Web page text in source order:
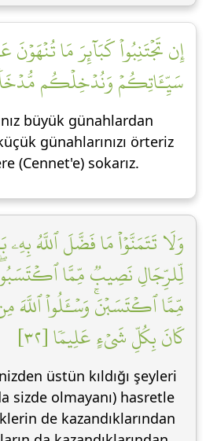
إِن تَجۡتَنِبُواْ كَبَآئِرَ مَا
سَيِّـَٔاتِكُمۡ وَنُدۡخِلۡكُم مُّدۡخَلٗا
büyük günahlardan
günahlarınızı örteriz
(Cennet'e) sokarız.
وَلَا تَتَمَنَّوۡاْ مَا فَضَّلَ ٱللَّهُ
لِّلرِّجَالِ نَصِيبٞ مِّمَّا
مِّمَّا ٱكۡتَسَبۡنَۚ وَسۡـَٔلُواْ ٱللَّهَ
كَانَ بِكُلِّ شَيۡءٍ عَلِيمٗا [٣٢]
üstün kıldığı şeyleri
sizde olmayanı) hasretle
de kazandıklarından